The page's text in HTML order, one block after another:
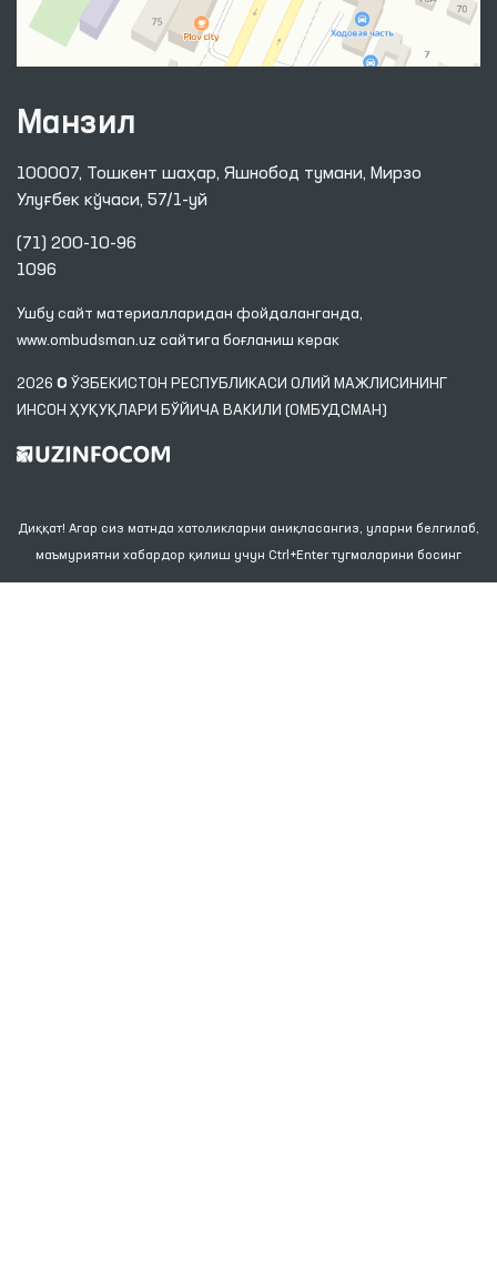
Манзил
100007, Тошкент шаҳар, Яшнобод тумани, Мирзо
Улуғбек кўчаси, 57/1-уй
(71) 200-10-96
1096
Ушбу сайт материалларидан фойдаланганда,
www.ombudsman.uz сайтига боғланиш керак
2026 © ЎЗБЕКИСТОН РЕСПУБЛИКАСИ ОЛИЙ МАЖЛИСИНИНГ
ИНСОН ҲУҚУҚЛАРИ БЎЙИЧА ВАКИЛИ (ОМБУДСМАН)
Диққат! Агар сиз матнда хатоликларни аниқласангиз, уларни белгилаб,
маъмуриятни хабардор қилиш учун Ctrl+Enter тугмаларини босинг